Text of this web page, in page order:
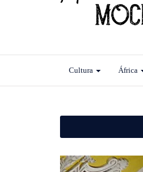
Cultura África